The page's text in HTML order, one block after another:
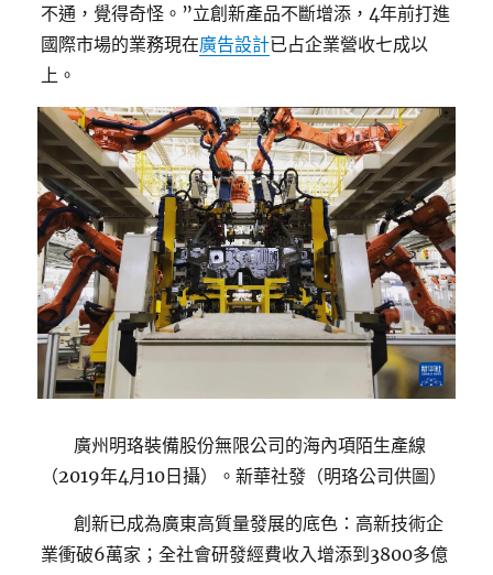
不通，覺得奇怪。”立創新產品不斷增添，4年前打進
國際市場的業務現在廣告設計已占企業營收七成以
上。
廣州明珞裝備股份無限公司的海內項陌生產線
（2019年4月10日攝）。新華社發（明珞公司供圖）
創新已成為廣東高質量發展的底色：高新技術企
業衝破6萬家；全社會研發經費收入增添到3800多億